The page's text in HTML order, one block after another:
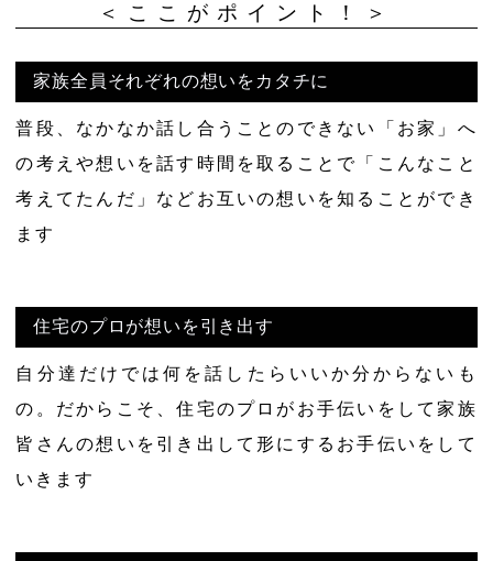
＜ここがポイント！＞
家族全員それぞれの想いをカタチに
普段、なかなか話し合うことのできない「お家」へ
の考えや想いを話す時間を取ることで「こんなこと
考えてたんだ」などお互いの想いを知ることができ
ます
住宅のプロが想いを引き出す
自分達だけでは何を話したらいいか分からないも
の。だからこそ、住宅のプロがお手伝いをして家族
皆さんの想いを引き出して形にするお手伝いをして
いきます